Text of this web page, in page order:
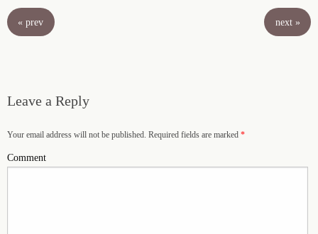
« prev next »
Leave a Reply
Your email address will not be published. Required fields are marked *
Comment